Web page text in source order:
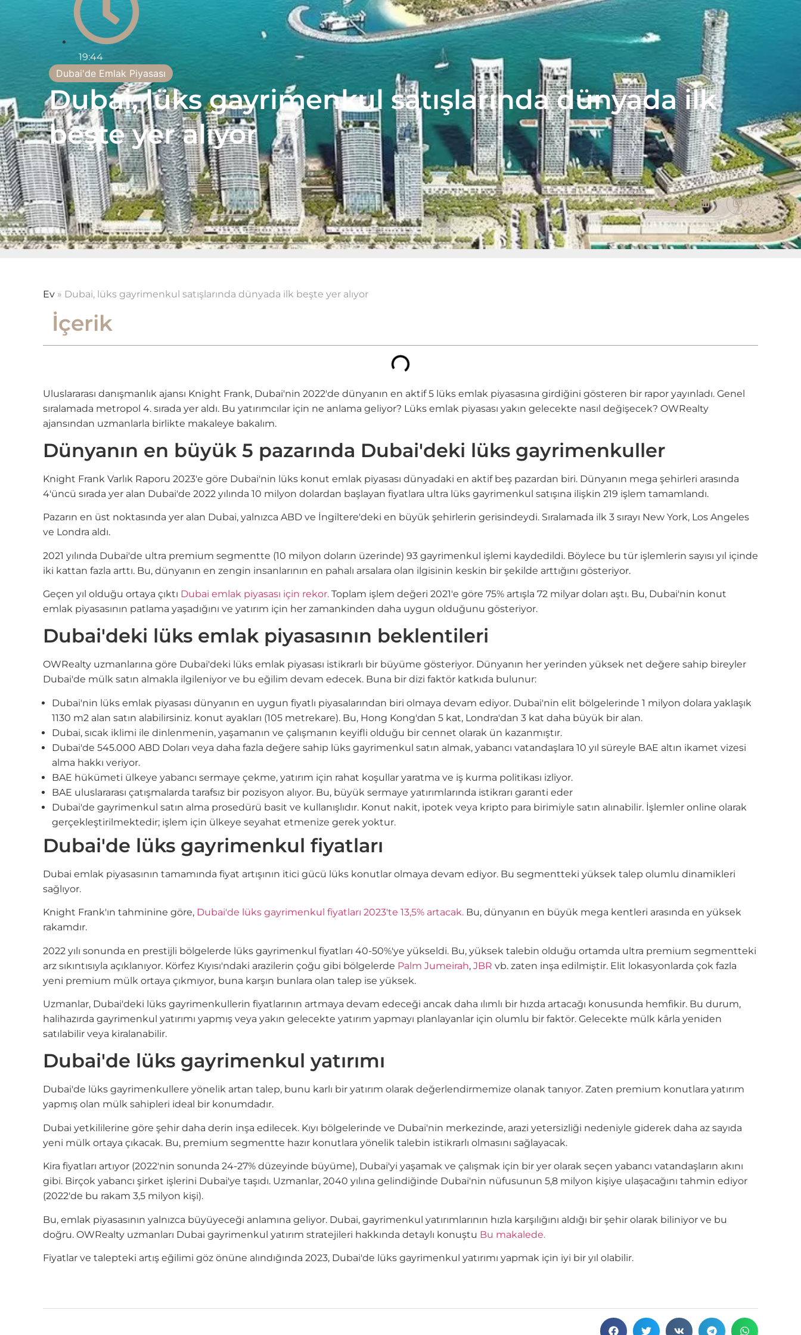
19:44
Dubai'de Emlak Piyasası
Dubai, lüks gayrimenkul satışlarında dünyada ilk
beşte yer alıyor
Ev » Dubai, lüks gayrimenkul satışlarında dünyada ilk beşte yer alıyor
İçerik
Uluslararası danışmanlık ajansı Knight Frank, Dubai'nin 2022'de dünyanın en aktif 5 lüks emlak piyasasına girdiğini gösteren bir rapor yayınladı. Genel
sıralamada metropol 4. sırada yer aldı. Bu yatırımcılar için ne anlama geliyor? Lüks emlak piyasası yakın gelecekte nasıl değişecek? OWRealty
ajansından uzmanlarla birlikte makaleye bakalım.
Dünyanın en büyük 5 pazarında Dubai'deki lüks gayrimenkuller
Knight Frank Varlık Raporu 2023'e göre Dubai'nin lüks konut emlak piyasası dünyadaki en aktif beş pazardan biri. Dünyanın mega şehirleri arasında
4'üncü sırada yer alan Dubai'de 2022 yılında 10 milyon dolardan başlayan fiyatlara ultra lüks gayrimenkul satışına ilişkin 219 işlem tamamlandı.
Pazarın en üst noktasında yer alan Dubai, yalnızca ABD ve İngiltere'deki en büyük şehirlerin gerisindeydi. Sıralamada ilk 3 sırayı New York, Los Angeles
ve Londra aldı.
2021 yılında Dubai'de ultra premium segmentte (10 milyon doların üzerinde) 93 gayrimenkul işlemi kaydedildi. Böylece bu tür işlemlerin sayısı yıl içinde
iki kattan fazla arttı. Bu, dünyanın en zengin insanlarının en pahalı arsalara olan ilgisinin keskin bir şekilde arttığını gösteriyor.
Geçen yıl olduğu ortaya çıktı Dubai emlak piyasası için rekor. Toplam işlem değeri 2021'e göre 75% artışla 72 milyar doları aştı. Bu, Dubai'nin konut
emlak piyasasının patlama yaşadığını ve yatırım için her zamankinden daha uygun olduğunu gösteriyor.
Dubai'deki lüks emlak piyasasının beklentileri
OWRealty uzmanlarına göre Dubai'deki lüks emlak piyasası istikrarlı bir büyüme gösteriyor. Dünyanın her yerinden yüksek net değere sahip bireyler
Dubai'de mülk satın almakla ilgileniyor ve bu eğilim devam edecek. Buna bir dizi faktör katkıda bulunur:
Dubai'nin lüks emlak piyasası dünyanın en uygun fiyatlı piyasalarından biri olmaya devam ediyor. Dubai'nin elit bölgelerinde 1 milyon dolara yaklaşık
1130 m2 alan satın alabilirsiniz. konut ayakları (105 metrekare). Bu, Hong Kong'dan 5 kat, Londra'dan 3 kat daha büyük bir alan.
Dubai, sıcak iklimi ile dinlenmenin, yaşamanın ve çalışmanın keyifli olduğu bir cennet olarak ün kazanmıştır.
Dubai'de 545.000 ABD Doları veya daha fazla değere sahip lüks gayrimenkul satın almak, yabancı vatandaşlara 10 yıl süreyle BAE altın ikamet vizesi
alma hakkı veriyor.
BAE hükümeti ülkeye yabancı sermaye çekme, yatırım için rahat koşullar yaratma ve iş kurma politikası izliyor.
BAE uluslararası çatışmalarda tarafsız bir pozisyon alıyor. Bu, büyük sermaye yatırımlarında istikrarı garanti eder
Dubai'de gayrimenkul satın alma prosedürü basit ve kullanışlıdır. Konut nakit, ipotek veya kripto para birimiyle satın alınabilir. İşlemler online olarak
gerçekleştirilmektedir; işlem için ülkeye seyahat etmenize gerek yoktur.
Dubai'de lüks gayrimenkul fiyatları
Dubai emlak piyasasının tamamında fiyat artışının itici gücü lüks konutlar olmaya devam ediyor. Bu segmentteki yüksek talep olumlu dinamikleri
sağlıyor.
Knight Frank'ın tahminine göre, Dubai'de lüks gayrimenkul fiyatları 2023'te 13,5% artacak. Bu, dünyanın en büyük mega kentleri arasında en yüksek
rakamdır.
2022 yılı sonunda en prestijli bölgelerde lüks gayrimenkul fiyatları 40-50%'ye yükseldi. Bu, yüksek talebin olduğu ortamda ultra premium segmentteki
arz sıkıntısıyla açıklanıyor. Körfez Kıyısı'ndaki arazilerin çoğu gibi bölgelerde Palm Jumeirah, JBR vb. zaten inşa edilmiştir. Elit lokasyonlarda çok fazla
yeni premium mülk ortaya çıkmıyor, buna karşın bunlara olan talep ise yüksek.
Uzmanlar, Dubai'deki lüks gayrimenkullerin fiyatlarının artmaya devam edeceği ancak daha ılımlı bir hızda artacağı konusunda hemfikir. Bu durum,
halihazırda gayrimenkul yatırımı yapmış veya yakın gelecekte yatırım yapmayı planlayanlar için olumlu bir faktör. Gelecekte mülk kârla yeniden
satılabilir veya kiralanabilir.
Dubai'de lüks gayrimenkul yatırımı
Dubai'de lüks gayrimenkullere yönelik artan talep, bunu karlı bir yatırım olarak değerlendirmemize olanak tanıyor. Zaten premium konutlara yatırım
yapmış olan mülk sahipleri ideal bir konumdadır.
Dubai yetkililerine göre şehir daha derin inşa edilecek. Kıyı bölgelerinde ve Dubai'nin merkezinde, arazi yetersizliği nedeniyle giderek daha az sayıda
yeni mülk ortaya çıkacak. Bu, premium segmentte hazır konutlara yönelik talebin istikrarlı olmasını sağlayacak.
Kira fiyatları artıyor (2022'nin sonunda 24-27% düzeyinde büyüme), Dubai'yi yaşamak ve çalışmak için bir yer olarak seçen yabancı vatandaşların akını
gibi. Birçok yabancı şirket işlerini Dubai'ye taşıdı. Uzmanlar, 2040 yılına gelindiğinde Dubai'nin nüfusunun 5,8 milyon kişiye ulaşacağını tahmin ediyor
(2022'de bu rakam 3,5 milyon kişi).
Bu, emlak piyasasının yalnızca büyüyeceği anlamına geliyor. Dubai, gayrimenkul yatırımlarının hızla karşılığını aldığı bir şehir olarak biliniyor ve bu
doğru. OWRealty uzmanları Dubai gayrimenkul yatırım stratejileri hakkında detaylı konuştu Bu makalede.
Fiyatlar ve talepteki artış eğilimi göz önüne alındığında 2023, Dubai'de lüks gayrimenkul yatırımı yapmak için iyi bir yıl olabilir.